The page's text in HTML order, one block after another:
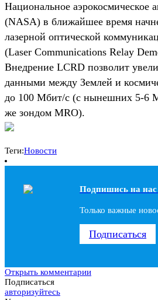
Национальное аэрокосмическое
(NASA) в ближайшее время
лазерной оптической
(Laser Communications Relay
Внедрение LCRD позволит
данными между Землей и
до 100 Мбит/с (с нынешних 5-6
же зондом MRO).
Теги:Новости
Подпишись на наc
Только важные
Подписаться
Открыть комментарии
Подписаться
авторизуйтесь